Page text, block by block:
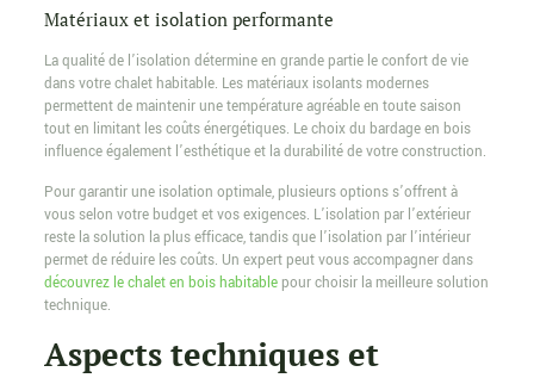
Matériaux et isolation performante
La qualité de l’isolation détermine en grande partie le confort de vie
dans votre chalet habitable. Les matériaux isolants modernes
permettent de maintenir une température agréable en toute saison
tout en limitant les coûts énergétiques. Le choix du bardage en bois
influence également l’esthétique et la durabilité de votre construction.
Pour garantir une isolation optimale, plusieurs options s’offrent à
vous selon votre budget et vos exigences. L’isolation par l’extérieur
reste la solution la plus efficace, tandis que l’isolation par l’intérieur
permet de réduire les coûts. Un expert peut vous accompagner dans
découvrez le chalet en bois habitablepour choisir la meilleure solution
technique.
Aspects techniques et